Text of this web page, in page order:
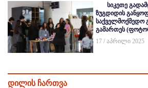
სიკეთე
ზუგდიდის
საქველმოქმედო
გამართეს
17 / აპრილი 2025
დილის ჩართვა